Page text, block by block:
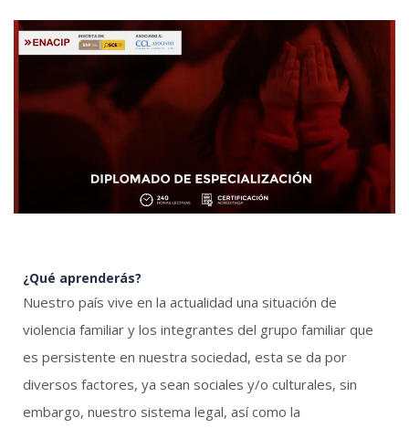
¿Qué aprenderás?
Nuestro país vive en la actualidad una situación de
violencia familiar y los integrantes del grupo familiar que
es persistente en nuestra sociedad, esta se da por
diversos factores, ya sean sociales y/o culturales, sin
embargo, nuestro sistema legal, así como la